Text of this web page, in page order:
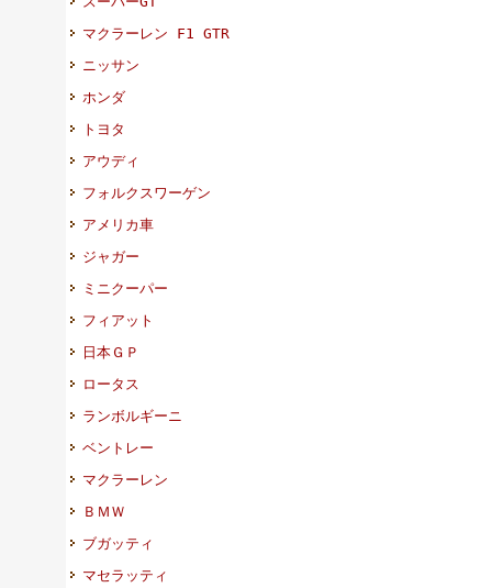
マクラーレン F1 GTR
ニッサン
ホンダ
トヨタ
アウディ
フォルクスワーゲン
アメリカ車
ジャガー
ミニクーパー
フィアット
日本ＧＰ
ロータス
ランボルギーニ
ベントレー
マクラーレン
ＢＭＷ
ブガッティ
マセラッティ